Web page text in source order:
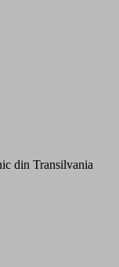
din Transilvania